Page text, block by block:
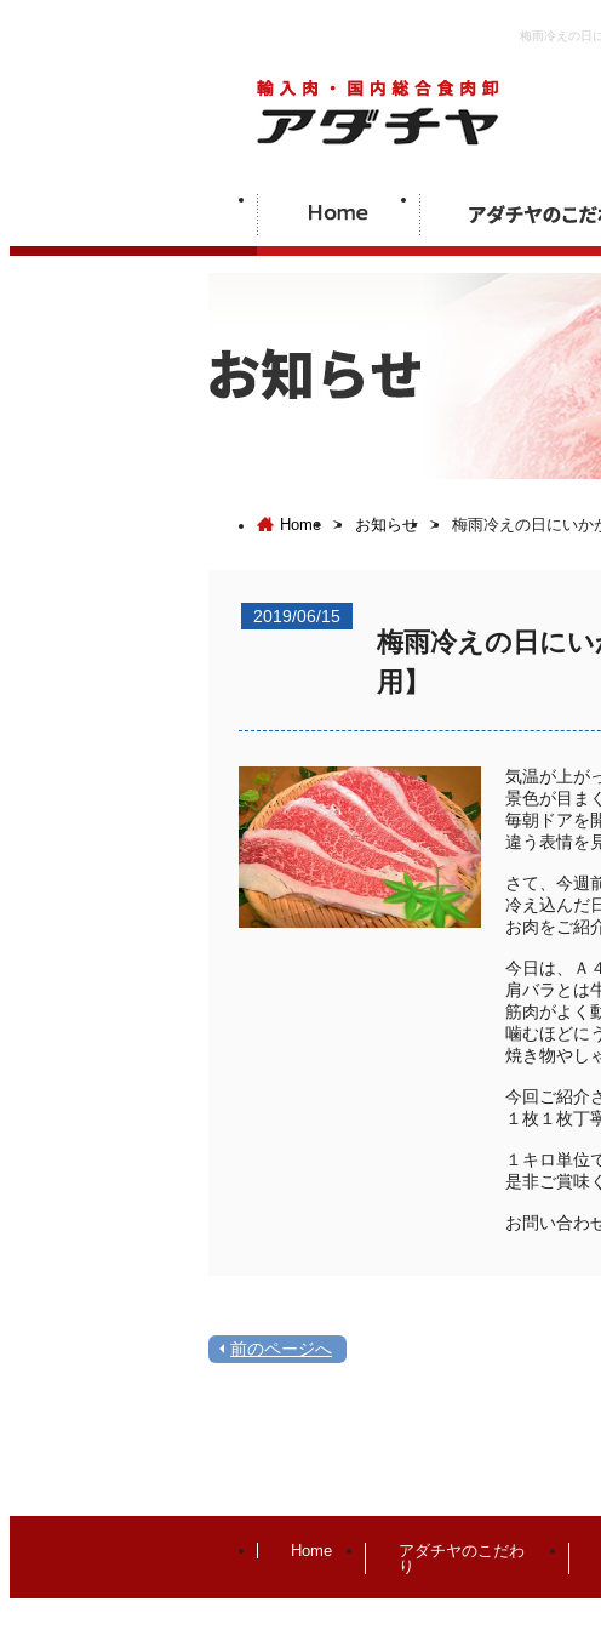
梅雨冷えの日
Home > お知らせ > 梅雨冷えの日にいか
2019/06/15
梅雨冷えの日に
用】
気温が上が
景色が目ま
毎朝ドアを
違う表情を
さて、今週
冷え込んだ
お肉をご紹
今日は、Ａ
肩バラとは
筋肉がよく
噛むほどに
焼き物やし
今回ご紹介
１枚１枚丁
１キロ単位
是非ご賞味
お問い合わ
前のページへ
Home
アダチヤのこだわ
り